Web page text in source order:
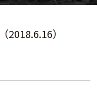
）